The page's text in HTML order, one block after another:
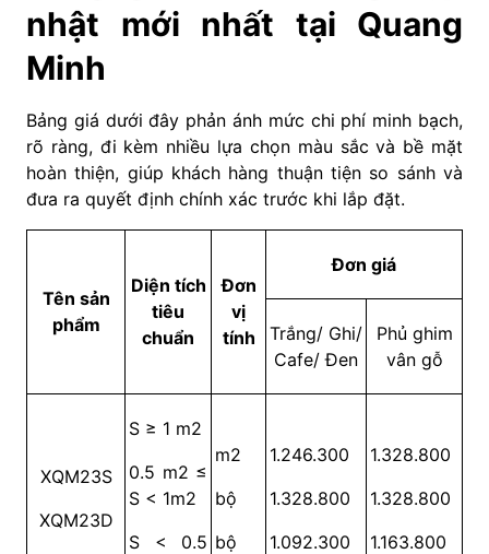
nhật mới nhất tại Quang
Minh
Bảng giá dưới đây phản ánh mức chi phí minh bạch,
rõ ràng, đi kèm nhiều lựa chọn màu sắc và bề mặt
hoàn thiện, giúp khách hàng thuận tiện so sánh và
đưa ra quyết định chính xác trước khi lắp đặt.
Tên sản
phẩm
Diện tích
tiêu
chuẩn
Đơn
vị
tính
Đơn giá
Trắng/ Ghi/
Cafe/ Đen
Phủ ghim
vân gỗ
XQM23S
XQM23D
S ≥ 1 m2
0.5 m2 ≤
S < 1m2
S < 0.5
m2
bộ
bộ
1.246.300
1.328.800
1.092.300
1.328.800
1.328.800
1.163.800